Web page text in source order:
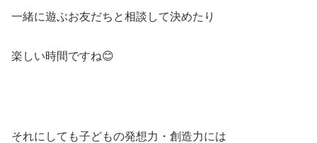
一緒に遊ぶお友だちと相談して決めたり
楽しい時間ですね😊
それにしても子どもの発想力・創造力には